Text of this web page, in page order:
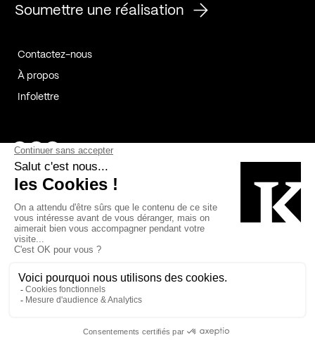
Soumettre une réalisation
Contactez-nous
À propos
Infolettre
Page Facebook de Kollectif
Page Instagram de Kollectif
Page Linkedin de Kollectif
Bâtiment-Durable-Québec-1
Esquisses-1IRAC-1
MP-1 v2com-1